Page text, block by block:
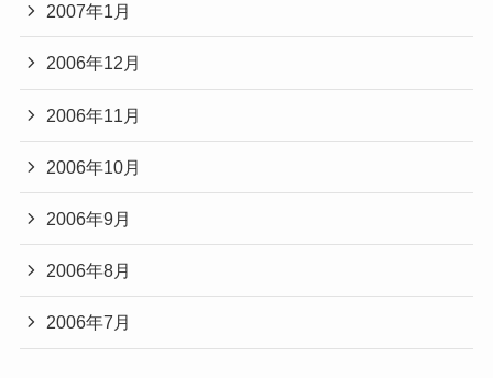
2007年1月
2006年12月
2006年11月
2006年10月
2006年9月
2006年8月
2006年7月